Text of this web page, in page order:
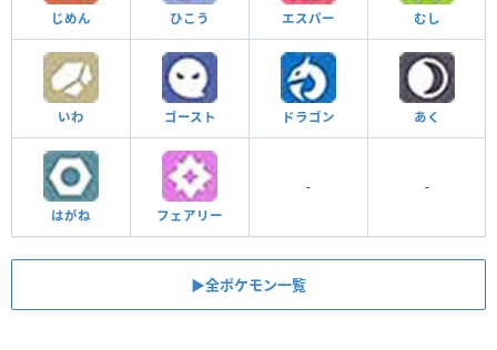
じめん ひこう エスパー むし
いわ ゴースト ドラゴン あく
はがね フェアリー
- -
▶︎全ポケモン一覧